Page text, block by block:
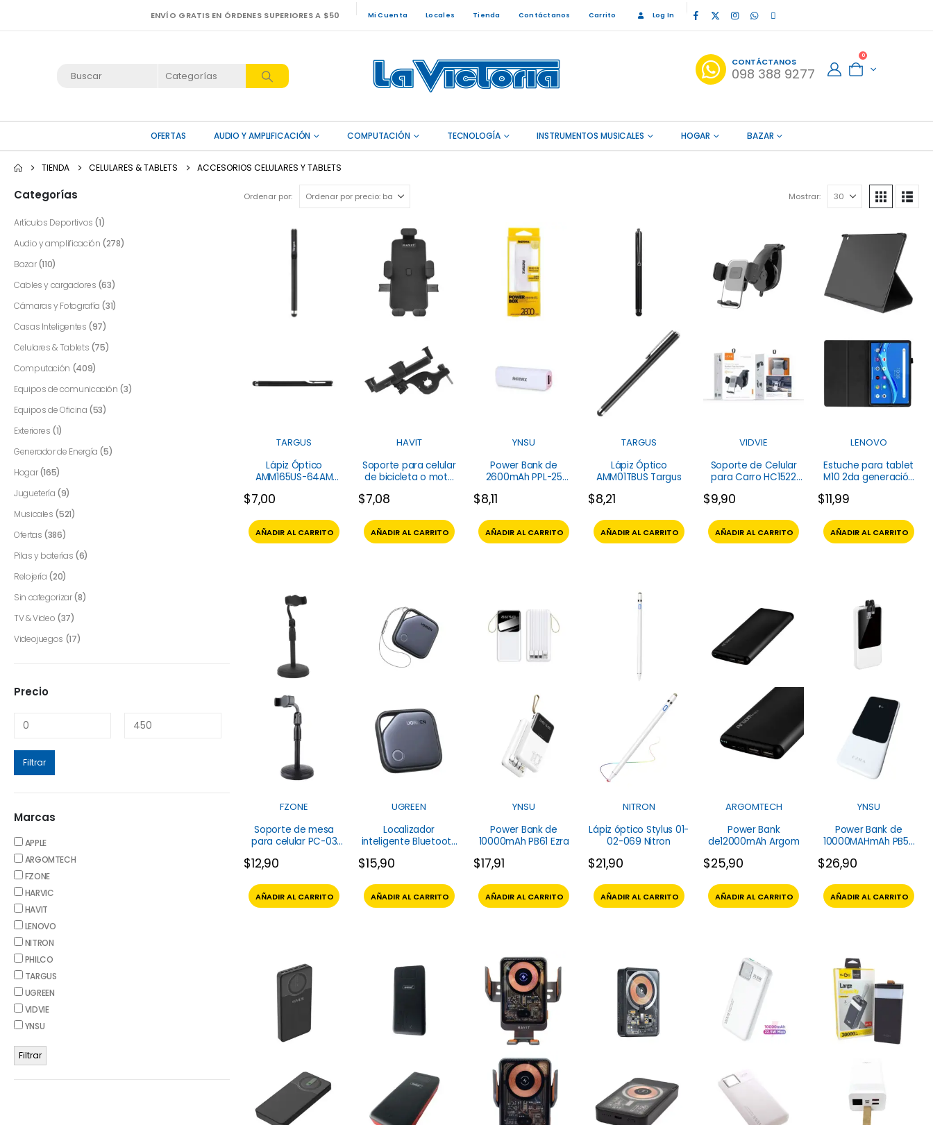
ENVÍO GRATIS EN ÓRDENES SUPERIORES A $50 Mi Cuenta Locales Tienda Contáctanos Carrito Log In
CONTÁCTANOS
098 388 9277
0
OFERTAS AUDIO Y AMPLIFICACIÓN COMPUTACIÓN TECNOLOGÍA INSTRUMENTOS MUSICALES HOGAR BAZAR
TIENDA CELULARES & TABLETS ACCESORIOS CELULARES Y TABLETS
Ordenar por: Mostrar:
TARGUS
Lápiz Óptico
AMM165US-64AM
$7,00
AÑADIR AL CARRITO
HAVIT
Soporte para celular
de bicicleta o moto
$7,08
AÑADIR AL CARRITO
YNSU
Power Bank de
2600mAh PPL-25
$8,11
AÑADIR AL CARRITO
TARGUS
Lápiz Óptico
AMM01TBUS Targus
$8,21
AÑADIR AL CARRITO
VIDVIE
Soporte de Celular
para Carro HC1522
$9,90
AÑADIR AL CARRITO
LENOVO
Estuche para tablet
M10 2da generación
$11,99
AÑADIR AL CARRITO
FZONE
Soporte de mesa
para celular PC-03
$12,90
AÑADIR AL CARRITO
UGREEN
Localizador
inteligente Bluetooth
$15,90
AÑADIR AL CARRITO
YNSU
Power Bank de
10000mAh PB61 Ezra
$17,91
AÑADIR AL CARRITO
NITRON
Lápiz óptico Stylus 01-
02-069 Nitron
$21,90
AÑADIR AL CARRITO
ARGOMTECH
Power Bank
de12000mAh Argom
$25,90
AÑADIR AL CARRITO
YNSU
Power Bank de
10000MAHmAh PB57
$26,90
AÑADIR AL CARRITO
Categorías
Artículos Deportivos (1)
Audio y amplificación (278)
Bazar (110)
Cables y cargadores (63)
Cámaras y Fotografía (31)
Casas Inteligentes (97)
Celulares & Tablets (75)
Computación (409)
Equipos de comunicación (3)
Equipos de Oficina (53)
Exteriores (1)
Generador de Energía (5)
Hogar (165)
Juguetería (9)
Musicales (521)
Ofertas (386)
Pilas y baterías (6)
Relojería (20)
Sin categorizar(8)
TV & Video (37)
Videojuegos (17)
Precio
Filtrar
Marcas
APPLE
ARGOMTECH
FZONE
HARVIC
HAVIT
LENOVO
NITRON
PHILCO
TARGUS
UGREEN
VIDVIE
YNSU
Filtrar